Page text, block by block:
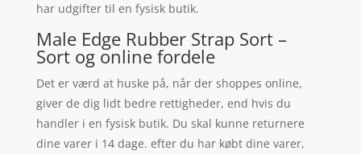
har udgifter til en fysisk butik.
Male Edge Rubber Strap Sort –
Sort og online fordele
Det er værd at huske på, når der shoppes online,
giver de dig lidt bedre rettigheder, end hvis du
handler i en fysisk butik. Du skal kunne returnere
dine varer i 14 dage. efter du har købt dine varer,